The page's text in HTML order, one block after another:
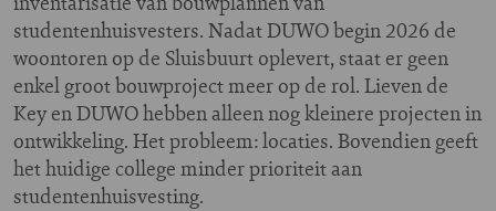
studentenhuisvesters. Nadat DUWO begin 2026 de
woontoren op de Sluisbuurt oplevert, staat er geen
enkel groot bouwproject meer op de rol. Lieven de
Key en DUWO hebben alleen nog kleinere projecten in
ontwikkeling. Het probleem: locaties. Bovendien geeft
het huidige college minder prioriteit aan
studentenhuisvesting.